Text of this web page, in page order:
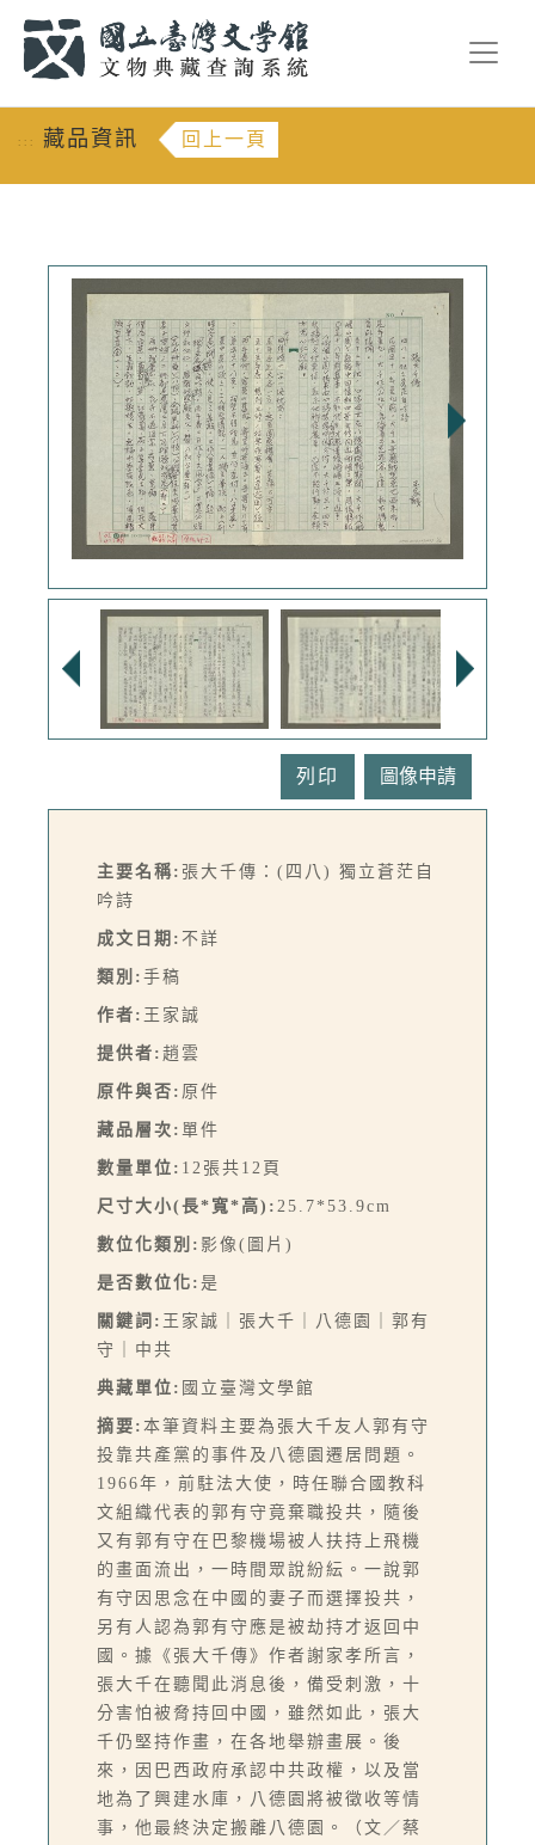
::: 藏品資訊 回上一頁
列印
主要名稱: 張大千傳：(四八) 獨立蒼茫自
吟詩
成文日期: 不詳
類別: 手稿
作者: 王家誠
提供者: 趙雲
原件與否: 原件
藏品層次: 單件
數量單位: 12張共12頁
尺寸大小(長*寬*高): 25.7*53.9cm
數位化類別: 影像(圖片)
是否數位化: 是
關鍵詞: 王家誠｜張大千｜八德園｜郭有
守｜中共
典藏單位: 國立臺灣文學館
摘要: 本筆資料主要為張大千友人郭有守
投靠共產黨的事件及八德園遷居問題。
1966年，前駐法大使，時任聯合國教科
文組織代表的郭有守竟棄職投共，隨後
又有郭有守在巴黎機場被人扶持上飛機
的畫面流出，一時間眾說紛紜。一說郭
有守因思念在中國的妻子而選擇投共，
另有人認為郭有守應是被劫持才返回中
國。據《張大千傳》作者謝家孝所言，
張大千在聽聞此消息後，備受刺激，十
分害怕被脅持回中國，雖然如此，張大
千仍堅持作畫，在各地舉辦畫展。後
來，因巴西政府承認中共政權，以及當
地為了興建水庫，八德園將被徵收等情
事，他最終決定搬離八德園。（文／蔡